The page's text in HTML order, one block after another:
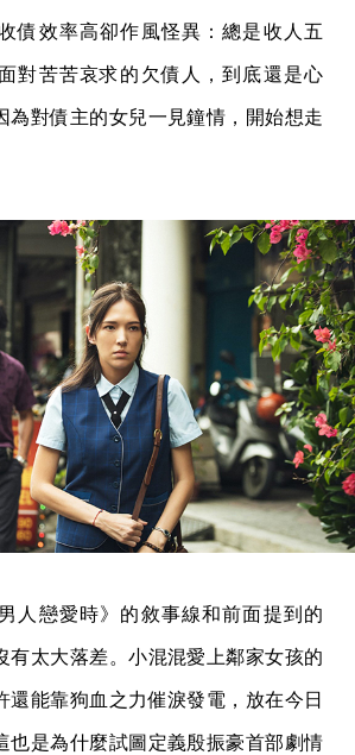
債效率高卻作風怪異：總是收人五
對苦苦哀求的欠債人，到底還是心
為對債主的女兒一見鐘情，開始想走
人戀愛時》的敘事線和前面提到的
有太大落差。小混混愛上鄰家女孩的
還能靠狗血之力催淚發電，放在今日
也是為什麼試圖定義殷振豪首部劇情